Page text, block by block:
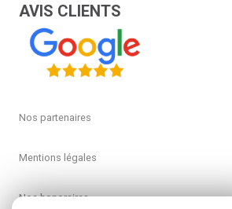
AVIS CLIENTS
Nos partenaires
Mentions légales
Nos honoraires